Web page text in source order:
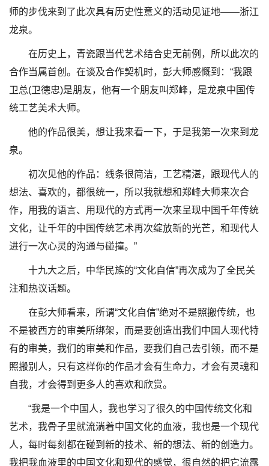
师的步伐来到了此次具有历史性意义的活动见证地——浙江
龙泉。
在历史上，青瓷跟当代艺术结合史无前例，所以此次的
合作当属首创。在谈及合作契机时，彭大师感慨到：“我跟
卫总(卫德忠)是朋友，他有一个朋友叫郑峰，是龙泉中国传
统工艺美术大师。
他的作品很美，想让我来看一下，于是我第一次来到龙
泉。
初次见他的作品：线条很简洁，工艺精湛，跟现代人的
想法、喜欢的，都很统一，所以我就想和郑峰大师来次合
作，用我的语言、用现代的方式再一次来呈现中国千年传统
文化，让千年的中国传统艺术再次绽放新的光芒，和现代人
进行一次心灵的沟通与碰撞。”
十九大之后，中华民族的“文化自信”再次成为了全民关
注和热议话题。
在彭大师看来，所谓“文化自信”绝对不是照搬传统，也
不是被西方的审美所绑架，而是要创造出我们中国人现代特
有的审美，我们的审美和作品，要我们自己去引领，而不是
照搬别人，只有这样你的作品才会有生命力，才会有灵魂和
自我，才会得到更多人的喜欢和欣赏。
“我是一个中国人，我也学习了很久的中国传统文化和
艺术，我骨子里就流淌着中国文化的血液，我也是一个现代
人，每时每刻都在碰到新的技术、新的想法、新的创造力。
我把我血液里的中国文化和现代的感觉，很自然的把它流露